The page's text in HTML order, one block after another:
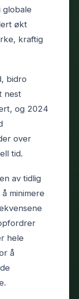
globale
økt
kraftig
bidro
nest
og 2024
over
tid.
av tidlig
minimere
hele
å